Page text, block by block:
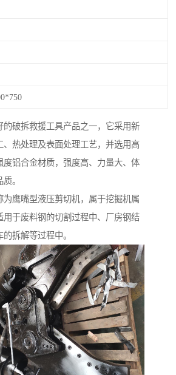
的破拆救援工具产品之一，它采用新
、热处理及表面处理工艺，并选用高
度铝合金材质，强度高、力量大、体
。
为鹰嘴型液压剪切机，属于挖掘机属
用于废料钢的切割过程中、厂房钢结
拆解等过程中。